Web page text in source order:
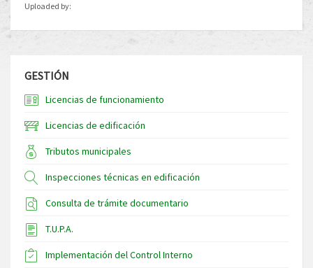
Uploaded by:
GESTIÓN
Licencias de funcionamiento
Licencias de edificación
Tributos municipales
Inspecciones técnicas en edificación
Consulta de trámite documentario
T.U.P.A.
Implementación del Control Interno